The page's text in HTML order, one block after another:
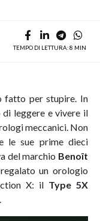
TEMPO DI LETTURA: 8 MIN
fatto per stupire. In
leggere e vivere il
meccanici. Non
le sue prime dieci
del marchio Benoît
un orologio
X: il Type 5X
.